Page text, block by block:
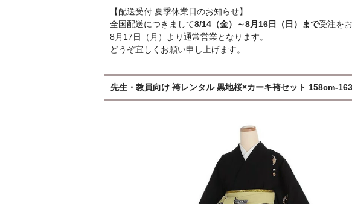
【配送受付 夏季休業日のお知らせ】
全国配送につきまして8/14（金）～8月16日（日）まで受注を
8月17日（月）より通常営業となります。
どうぞ宜しくお願い申し上げます。
先生・教員向け 袴レンタル 黒地桜×カーキ袴セット 158cm-